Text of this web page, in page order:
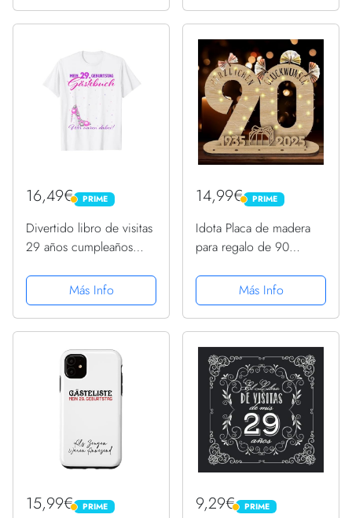
16,49€ PRIME
PRIME
Divertido libro de visitas
29 años cumpleaños
Más Info
14,99€ PRIME
PRIME
Idota Placa de madera
para regalo de 90
libro de visitas LED,
regalo de dinero,
cumpleaños de madera,
placa de...
Más Info
15,99€ PRIME
PRIME 9,29€ PRIME
PRIME